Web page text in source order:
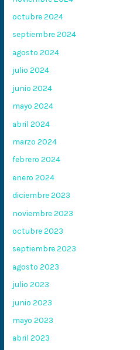
octubre 2024
septiembre 2024
agosto 2024
julio 2024
junio 2024
mayo 2024
abril 2024
marzo 2024
febrero 2024
enero 2024
diciembre 2023
noviembre 2023
octubre 2023
septiembre 2023
agosto 2023
julio 2023
junio 2023
mayo 2023
abril 2023